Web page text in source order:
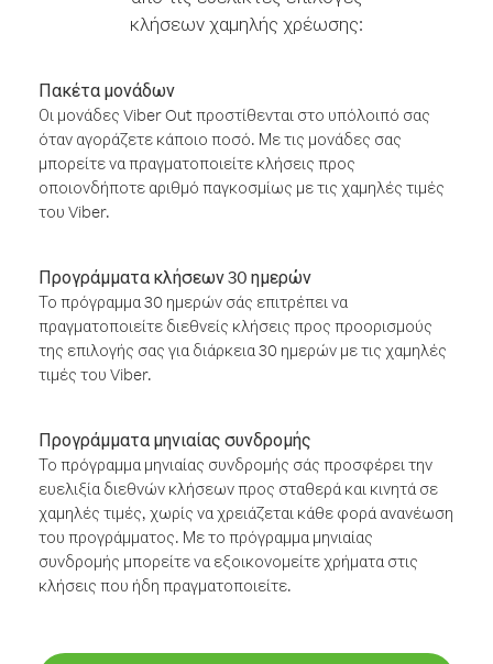
κλήσεων χαμηλής χρέωσης:
Πακέτα μονάδων
Οι μονάδες Viber Out προστίθενται στο υπόλοιπό σας
όταν αγοράζετε κάποιο ποσό. Με τις μονάδες σας
μπορείτε να πραγματοποιείτε κλήσεις προς
οποιονδήποτε αριθμό παγκοσμίως με τις χαμηλές τιμές
του Viber.
Προγράμματα κλήσεων 30 ημερών
Το πρόγραμμα 30 ημερών σάς επιτρέπει να
πραγματοποιείτε διεθνείς κλήσεις προς προορισμούς
της επιλογής σας για διάρκεια 30 ημερών με τις χαμηλές
τιμές του Viber.
Προγράμματα μηνιαίας συνδρομής
Το πρόγραμμα μηνιαίας συνδρομής σάς προσφέρει την
ευελιξία διεθνών κλήσεων προς σταθερά και κινητά σε
χαμηλές τιμές, χωρίς να χρειάζεται κάθε φορά ανανέωση
του προγράμματος. Με το πρόγραμμα μηνιαίας
συνδρομής μπορείτε να εξοικονομείτε χρήματα στις
κλήσεις που ήδη πραγματοποιείτε.